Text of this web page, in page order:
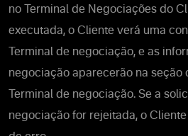
no Terminal de Negociações do
executada, o Cliente verá uma
Terminal de negociação, e as
negociação aparecerão na seção
Terminal de negociação. Se a
negociação for rejeitada, o